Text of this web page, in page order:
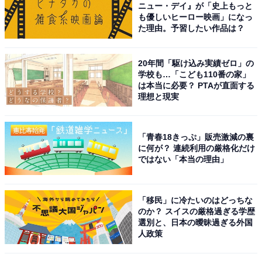
アクセス・料金情報は？ 泊まれる？
アクセス
所在地：和歌山県橋本市北宿5
アクセス：京奈和自動車道「橋本IC」より車で約30分
ニュー・デイ』が「史上もっと
も優しいヒーロー映画」になっ
た理由。予習したい作品は？
20年間「駆け込み実績ゼロ」の
学校も…「こども110番の家」
は本当に必要？ PTAが直面する
理想と現実
「青春18きっぷ」販売激減の裏
に何が？ 連続利用の厳格化だけ
ではない「本当の理由」
「移民」に冷たいのはどっちな
のか？ スイスの厳格過ぎる学歴
選別と、日本の曖昧過ぎる外国
人政策